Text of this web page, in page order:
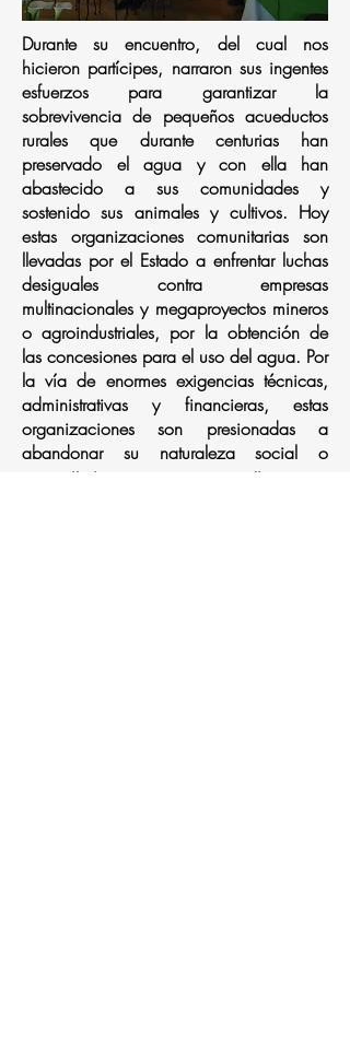
Durante su encuentro, del cual nos
hicieron partícipes, narraron sus ingentes
esfuerzos para garantizar la
sobrevivencia de pequeños acueductos
rurales que durante centurias han
preservado el agua y con ella han
abastecido a sus comunidades y
sostenido sus animales y cultivos. Hoy
estas organizaciones comunitarias son
llevadas por el Estado a enfrentar luchas
desiguales contra empresas
multinacionales y megaproyectos mineros
o agroindustriales, por la obtención de
las concesiones para el uso del agua. Por
la vía de enormes exigencias técnicas,
administrativas y financieras, estas
organizaciones son presionadas a
abandonar su naturaleza social o
comunitaria, para convertirse en